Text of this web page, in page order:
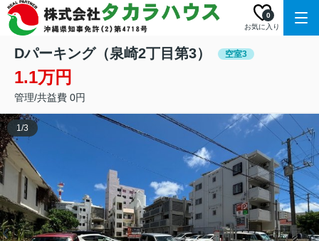
お気に入り
0
Dパーキング（泉崎2丁目第3） 空室3
1.1万円
管理/共益費 0円
1/3